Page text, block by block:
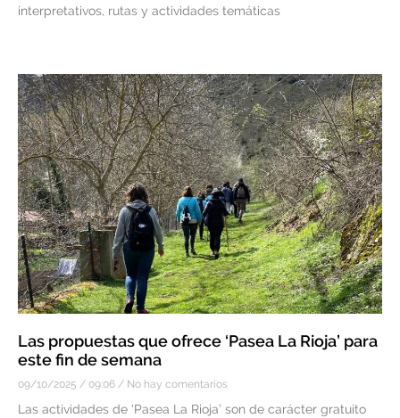
interpretativos, rutas y actividades temáticas
Las propuestas que ofrece ‘Pasea La Rioja’ para
este fin de semana
09/10/2025 09:06 No hay comentarios
Las actividades de ‘Pasea La Rioja’ son de carácter gratuito